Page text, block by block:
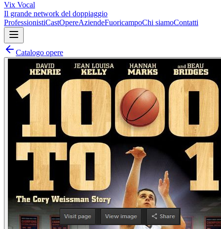
Vix Vocal
Il grande network del doppiaggio
ProfessionistiCastOpereAziendeFuoricampoChi siamoContatti
Catalogo opere